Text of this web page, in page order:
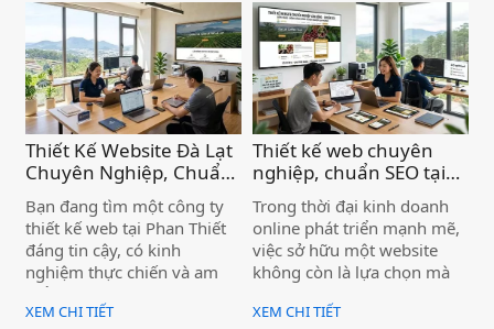
tại Lâm Đồng đang gặp
phải — và Biển Vàng chính
là đơn vị giúp bạn giải
quyết triệt để vấn đề đó.
càng tìm kiếm sản phẩm và
đối tác qua Google, một
website chuyên nghiệp
không còn là lựa chọn —
mà là điều kiện để cạnh
tranh.
Thiết Kế Website Đà Lạt
Chuyên Nghiệp, Chuẩn
SEO, Lên Top Google
Nhanh )
Bạn đang tìm một công ty
thiết kế web tại Phan Thiết
đáng tin cậy, có kinh
nghiệm thực chiến và am
hiểu thị trường địa phương?
Với hơn 10 năm hoạt động
XEM CHI TIẾT
Thiết kế web chuyên
nghiệp, chuẩn SEO tại
Lâm Đồng, hiệu quả cho
doanh nghiệp )
Trong thời đại kinh doanh
online phát triển mạnh mẽ,
việc sở hữu một website
không còn là lựa chọn mà
đối với mọi doanh nghiệp.
XEM CHI TIẾT